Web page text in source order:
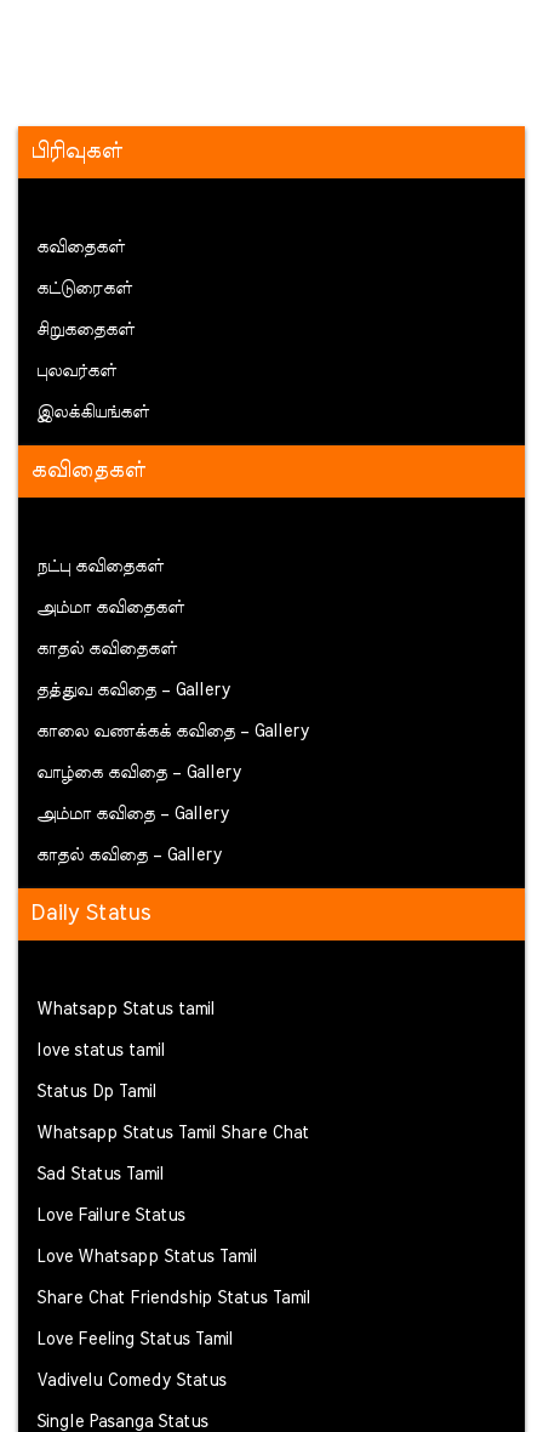
பிரிவுகள்
கவிதைகள்
கட்டுரைகள்
சிறுகதைகள்
புலவர்கள்
இலக்கியங்கள்
கவிதைகள்
நட்பு கவிதைகள்
அம்மா கவிதைகள்
காதல் கவிதைகள்
தத்துவ கவிதை – Gallery
காலை வணக்கக் கவிதை – Gallery
வாழ்கை கவிதை – Gallery
அம்மா கவிதை – Gallery
காதல் கவிதை – Gallery
Daily Status
Whatsapp Status tamil
love status tamil
Status Dp Tamil
Whatsapp Status Tamil Share Chat
Sad Status Tamil
Love Failure Status
Love Whatsapp Status Tamil
Share Chat Friendship Status Tamil
Love Feeling Status Tamil
Vadivelu Comedy Status
Single Pasanga Status